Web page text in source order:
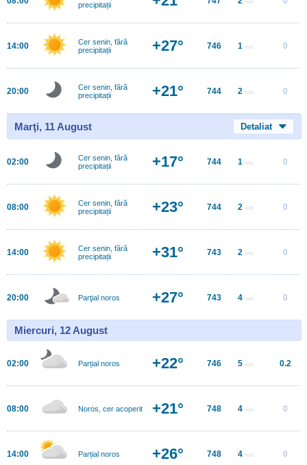
precipitații
14:00
Cer senin, fără
precipitații
+27° 746 1 m/s 0
20:00
Cer senin, fără
precipitații
+21° 744 2 m/s 0
Marţi, 11 August Detaliat
02:00
Cer senin, fără
precipitații
+17° 744 1 m/s 0
08:00
Cer senin, fără
precipitații
+23° 744 2 m/s 0
14:00
Cer senin, fără
precipitații
+31° 743 2 m/s 0
20:00 Parţial noros +27° 743 4 m/s 0
Miercuri, 12 August
02:00 Parțial noros +22° 746 5 m/s 0.2
08:00 Noros, cer acoperit +21° 748 4 m/s 0
14:00 Parțial noros +26° 748 4 m/s 0